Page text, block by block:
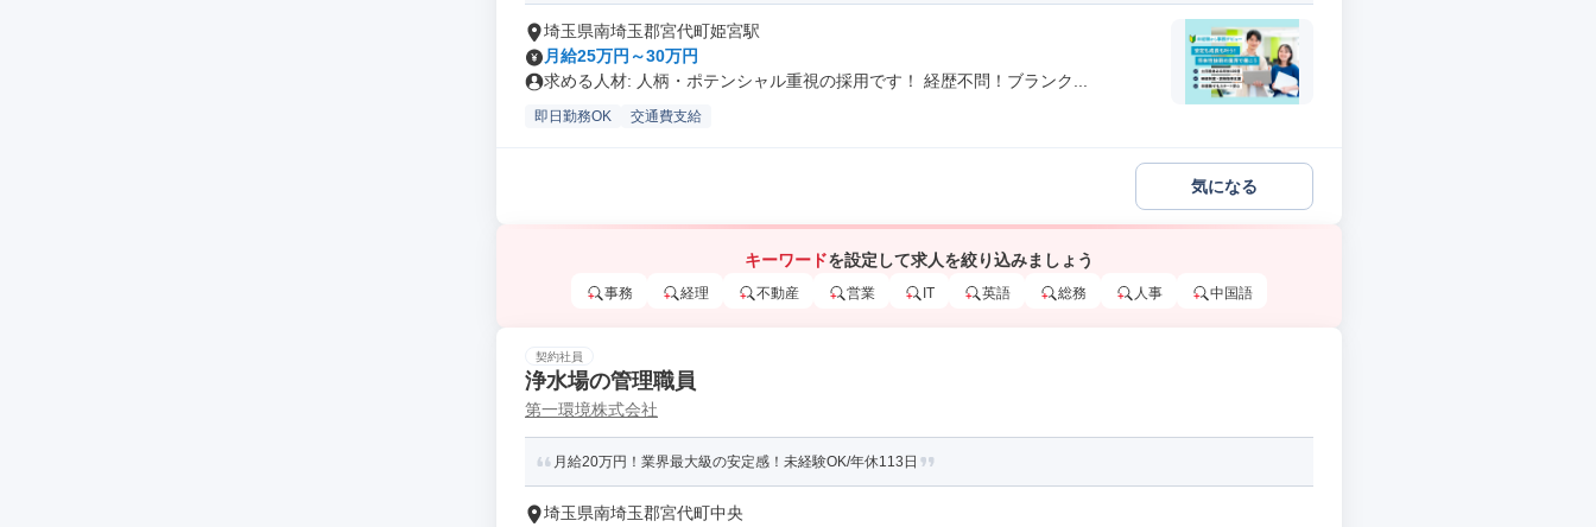
埼玉県南埼玉郡宮代町姫宮駅
月給25万円～30万円
求める人材: 人柄・ポテンシャル重視の採用です！ 経歴不問！ブランク...
即日勤務OK 交通費支給
気になる
キーワードを設定して求人を絞り込みましょう
事務 経理 不動産 営業 IT 英語 総務 人事 中国語
契約社員
浄水場の管理職員
第一環境株式会社
月給20万円！業界最大級の安定感！未経験OK/年休113日
埼玉県南埼玉郡宮代町中央